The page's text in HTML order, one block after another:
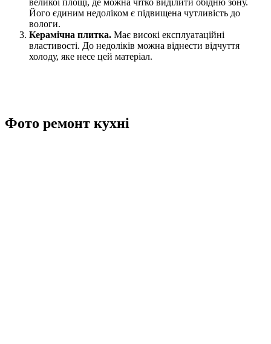
великої площі, де можна чітко виділити обідню зону.
Його єдиним недоліком є підвищена чутливість до
вологи.
Керамічна плитка. Має високі експлуатаційні
властивості. До недоліків можна віднести відчуття
холоду, яке несе цей матеріал.
Фото ремонт кухні